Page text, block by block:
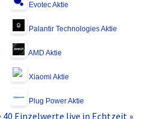
Evotec Aktie
Palantir Technologies Aktie
AMD Aktie
Xiaomi Aktie
Plug Power Aktie
40 Einzelwerte live in Echtzeit »